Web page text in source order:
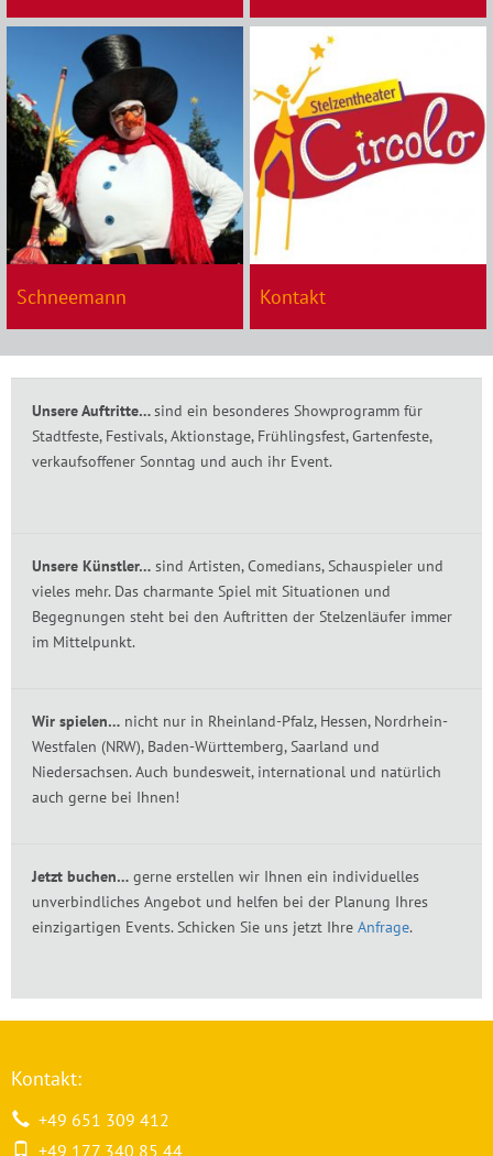
Schneemann Kontakt
Unsere Auftritte… sind ein besonderes Showprogramm für
Stadtfeste, Festivals, Aktionstage, Frühlingsfest, Gartenfeste,
verkaufsoffener Sonntag und auch ihr Event.
Unsere Künstler… sind Artisten, Comedians, Schauspieler und
vieles mehr. Das charmante Spiel mit Situationen und
Begegnungen steht bei den Auftritten der Stelzenläufer immer
im Mittelpunkt.
Wir spielen… nicht nur in Rheinland-Pfalz, Hessen, Nordrhein-
Westfalen (NRW), Baden-Württemberg, Saarland und
Niedersachsen. Auch bundesweit, international und natürlich
auch gerne bei Ihnen!
Jetzt buchen… gerne erstellen wir Ihnen ein individuelles
unverbindliches Angebot und helfen bei der Planung Ihres
einzigartigen Events. Schicken Sie uns jetzt Ihre Anfrage.
Kontakt:
+49 651 309 412
+49 177 340 85 44